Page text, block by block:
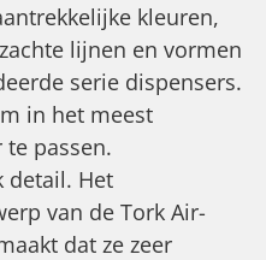
kleuren,
lijnen en vormen
serie dispensers.
in het meest
passen.
detail. Het
van de Tork Air-
dat ze zeer